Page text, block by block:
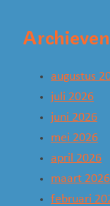
Archieven
augustus
juli 2026
juni 2026
mei 2026
april 2026
maart 2026
februari